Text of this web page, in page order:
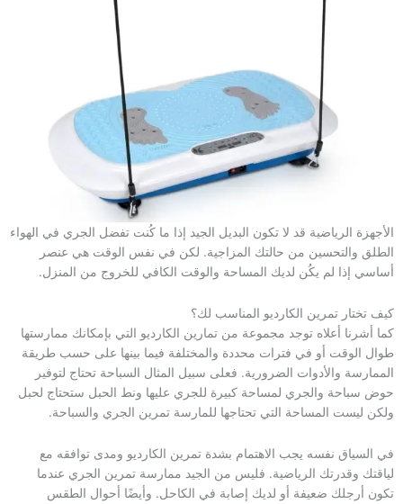
الأجهزة الرياضية قد لا تكون البديل الجيد إذا ما كُنت تفضل الجري في الهواء
الطلق والتحسين من حالتك المزاجية. لكن في نفس الوقت هي عنصر
أساسي إذا لم يكُن لديك المساحة والوقت الكافي للخروج من المنزل.
كيف تختار تمرين الكارديو المناسب لك؟
كما أشرنا أعلاه توجد مجموعة من تمارين الكارديو التي بإمكانك ممارستها
طوال الوقت أو في فترات محددة والمختلفة فيما بينها على حسب طريقة
الممارسة والأدوات الضرورية. فعلى سبيل المثال السباحة تحتاج لتوفير
حوض سباحة والجري لمساحة كبيرة للجري عليها ونط الحبل ستحتاج لحبل
ولكن ليست المساحة التي تحتاجها للمارسة تمرين الجري والسباحة.
في السياق نفسه يجب الاهتمام بشدة تمرين الكارديو ومدى توافقه مع
لياقتك وقدرتك الرياضية. فليس من الجيد ممارسة تمرين الجري عندما
تكون أرجلك ضعيفة أو لديك إصابة في الكاحل. وأيضًا أحوال الطقس